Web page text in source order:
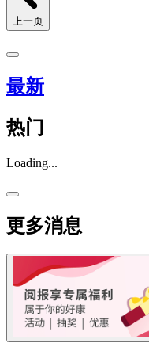
上一页
最新
热门
Loading...
更多消息